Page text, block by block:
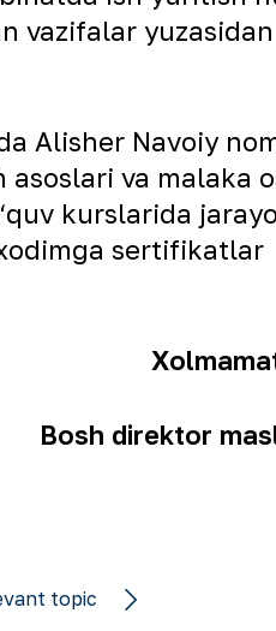
vazifalar
Alisher Navoiy
va malaka
kurslarida
sertifikatlar
Bosh direktor
topic